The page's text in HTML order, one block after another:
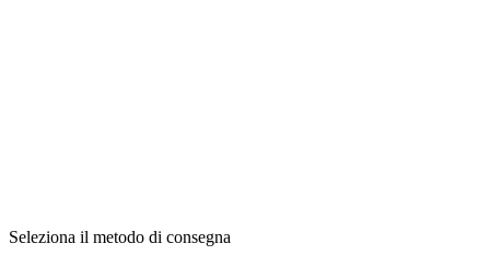
Seleziona il metodo di consegna